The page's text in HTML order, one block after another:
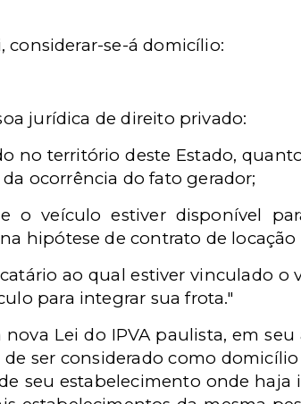
considerar-se-á domicílio:
jurídica de direito privado:
no território deste Estado,
ocorrência do fato gerador;
o veículo estiver disponível
hipótese de contrato de locação
ao qual estiver vinculado o
para integrar sua frota."
Lei do IPVA paulista, em
ser considerado como
seu estabelecimento onde